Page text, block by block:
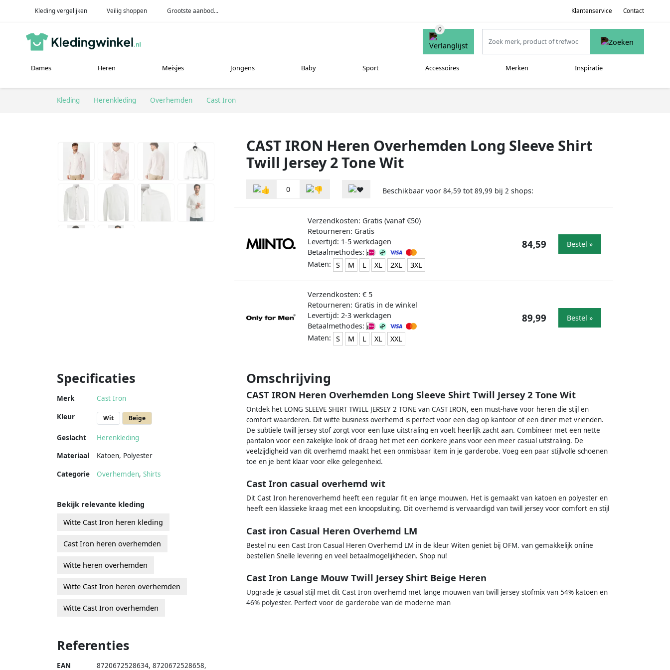
Kleding vergelijken Veilig shoppen Grootste aanbod... Klantenservice Contact
Dames Heren Meisjes Jongens Baby Sport Accessoires Merken Inspiratie
Kleding Herenkleding Overhemden Cast Iron
CAST IRON Heren Overhemden Long Sleeve Shirt
Twill Jersey 2 Tone Wit
0 Beschikbaar voor 84,59 tot 89,99 bij 2 shops:
Verzendkosten: Gratis (vanaf €50)
Retourneren: Gratis
Levertijd: 1-5 werkdagen
Betaalmethodes:
Maten: S M L XL 2XL 3XL
84,59 Bestel »
Verzendkosten: € 5
Retourneren: Gratis in de winkel
Levertijd: 2-3 werkdagen
Betaalmethodes:
Maten: S M L XL XXL
89,99 Bestel »
Specificaties
Merk Cast Iron
Kleur Wit Beige
Geslacht
Herenkleding
Materiaal
Katoen, Polyester
Categorie Overhemden, Shirts
Omschrijving
CAST IRON Heren Overhemden Long Sleeve Shirt Twill Jersey 2 Tone Wit
Ontdek het LONG SLEEVE SHIRT TWILL JERSEY 2 TONE van CAST IRON, een must-have voor heren die stijl en
comfort waarderen. Dit witte business overhemd is perfect voor een dag op kantoor of een diner met vrienden.
De subtiele twill jersey stof zorgt voor een luxe uitstraling en voelt heerlijk zacht aan. Combineer met een nette
pantalon voor een zakelijke look of draag het met een donkere jeans voor een meer casual uitstraling. De
veelzijdigheid van dit overhemd maakt het een onmisbaar item in je garderobe. Voeg een paar stijlvolle schoenen
toe en je bent klaar voor elke gelegenheid.
Cast Iron casual overhemd wit
Dit Cast Iron herenoverhemd heeft een regular fit en lange mouwen. Het is gemaakt van katoen en polyester en
heeft een klassieke kraag met een knoopsluiting. Dit overhemd is vervaardigd van twill jersey voor comfort en stijl
Cast iron Casual Heren Overhemd LM
Bestel nu een Cast Iron Casual Heren Overhemd LM in de kleur Witen geniet bij OFM. van gemakkelijk online
bestellen Snelle levering en veel betaalmogelijkheden. Shop nu!
Cast Iron Lange Mouw Twill Jersey Shirt Beige Heren
Upgrade je casual stijl met dit Cast Iron overhemd met lange mouwen van twill jersey stofmix van 54% katoen en
46% polyester. Perfect voor de garderobe van de moderne man
Bekijk relevante kleding
Witte Cast Iron heren kleding
Cast Iron heren overhemden
Witte heren overhemden
Witte Cast Iron heren overhemden
Witte Cast Iron overhemden
Referenties
EAN 8720672528634, 8720672528658,